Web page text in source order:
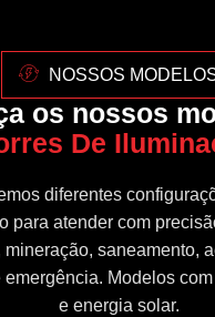
NOSSOS
os nossos
De
diferentes
para atender com
mineração, saneamento,
Modelos
e energia solar.